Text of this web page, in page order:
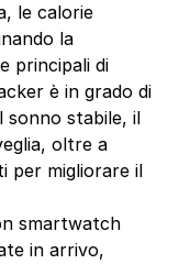
le calorie
la
principali di
è in grado di
sonno stabile, il
oltre a
per migliorare il
smartwatch
in arrivo,